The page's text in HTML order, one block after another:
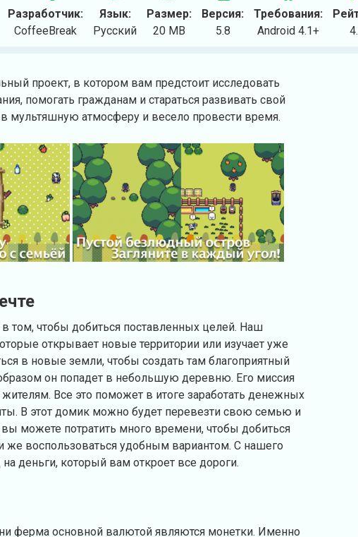
Разработчик:
CoffeeBreak
Язык:
Русский
Размер:
20 MB
Версия:
5.8
Требования:
Android 4.1+
проект, в котором вам предстоит исследовать
помогать гражданам и стараться развивать свой
мультяшную атмосферу и весело провести время.
в том, чтобы добиться поставленных целей. Наш
открывает новые территории или изучает уже
в новые земли, чтобы создать там благоприятный
он попадет в небольшую деревню. Его миссия
Все это поможет в итоге заработать денежных
В этот домик можно будет перевезти свою семью и
можете потратить много времени, чтобы добиться
же воспользоваться удобным вариантом. С нашего
деньги, который вам откроет все дороги.
ферма основной валютой являются монетки. Именно